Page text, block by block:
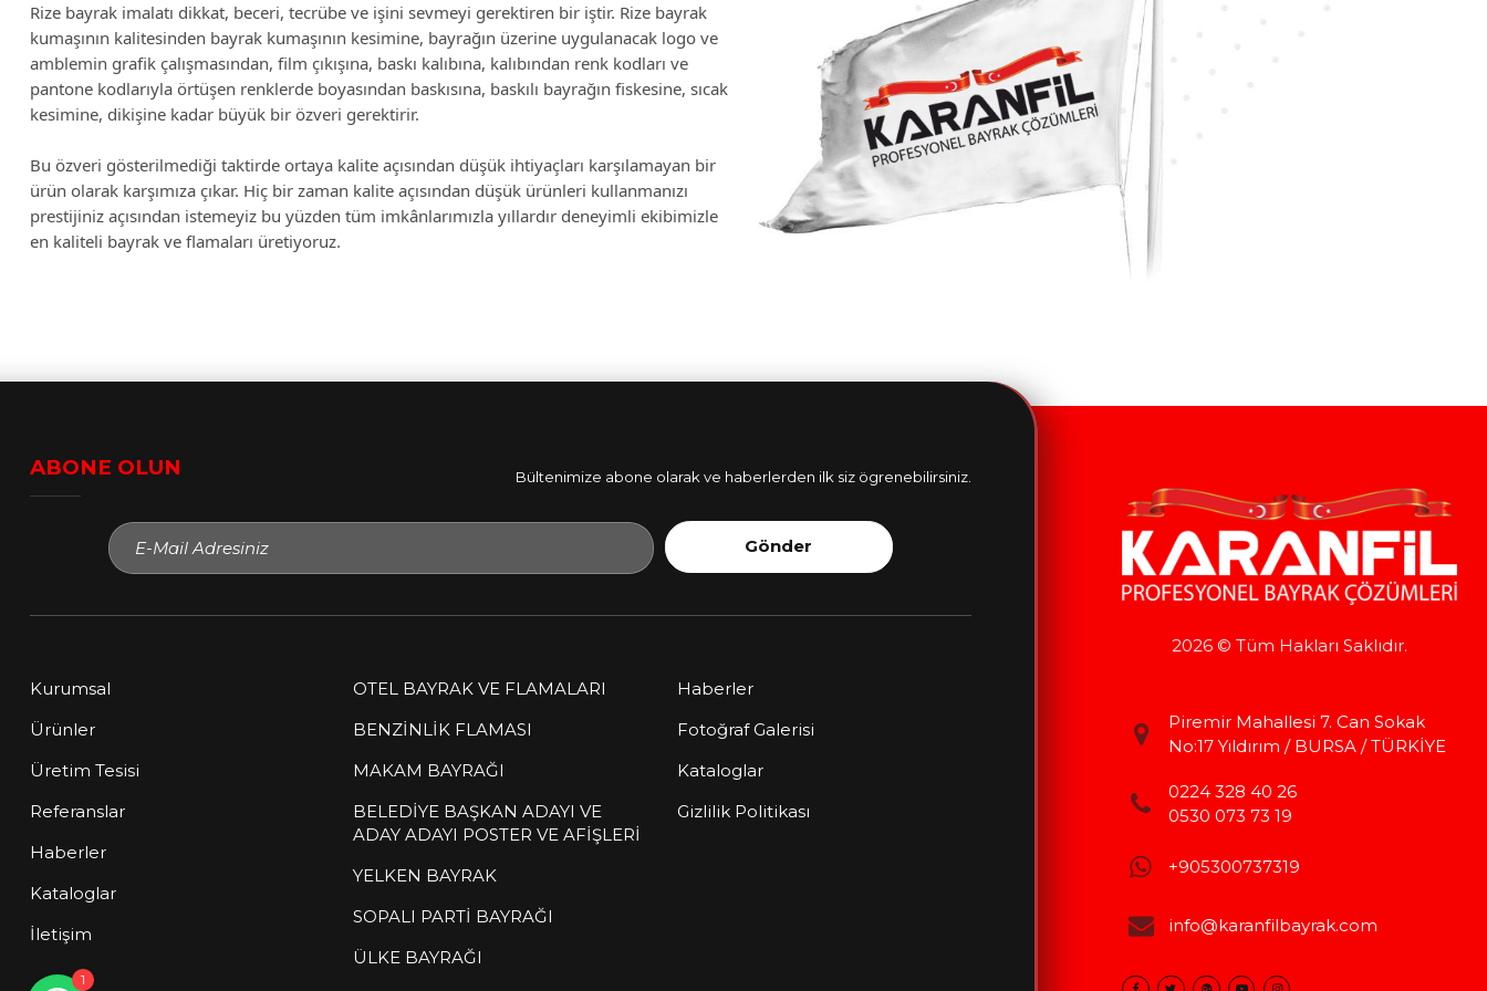
Rize bayrak imalatı dikkat, beceri, tecrübe ve işini sevmeyi gerektiren bir iştir. Rize bayrak
kumaşının kalitesinden bayrak kumaşının kesimine, bayrağın üzerine uygulanacak logo ve
amblemin grafik çalışmasından, film çıkışına, baskı kalıbına, kalıbından renk kodları ve
pantone kodlarıyla örtüşen renklerde boyasından baskısına, baskılı bayrağın fiskesine, sıcak
kesimine, dikişine kadar büyük bir özveri gerektirir.
Bu özveri gösterilmediği taktirde ortaya kalite açısından düşük ihtiyaçları karşılamayan bir
ürün olarak karşımıza çıkar. Hiç bir zaman kalite açısından düşük ürünleri kullanmanızı
prestijiniz açısından istemeyiz bu yüzden tüm imkânlarımızla yıllardır deneyimli ekibimizle
en kaliteli bayrak ve flamaları üretiyoruz.
2026 © Tüm Hakları Saklıdır.
Piremir Mahallesi 7. Can Sokak
No:17 Yıldırım / BURSA / TÜRKİYE
0224 328 40 26
0530 073 73 19
+905300737319
info@karanfilbayrak.com
ABONE OLUN Bültenimize abone olarak ve haberlerden ilk siz ögrenebilirsiniz.
Gönder
Kurumsal
Ürünler
Üretim Tesisi
Referanslar
Haberler
Kataloglar
İletişim
OTEL BAYRAK VE FLAMALARI
BENZİNLİK FLAMASI
MAKAM BAYRAĞI
BELEDİYE BAŞKAN ADAYI VE
ADAY ADAYI POSTER VE AFİŞLERİ
YELKEN BAYRAK
SOPALI PARTİ BAYRAĞI
ÜLKE BAYRAĞI
Haberler
Fotoğraf Galerisi
Kataloglar
Gizlilik Politikası
1
Müşteri Temsilcisi
Sitemize hoş geldiniz! Size nasıl
yardımcı olabilirim?